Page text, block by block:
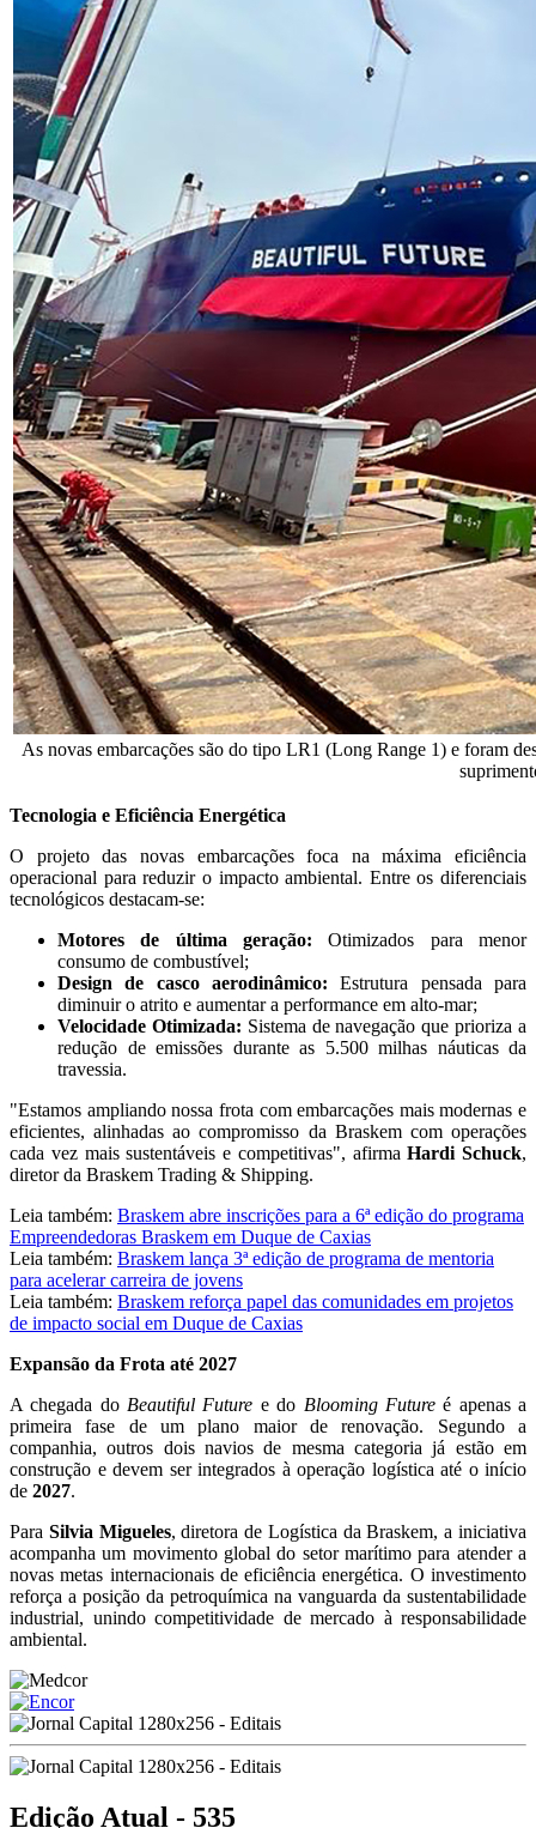
As novas embarcações são do tipo LR1 (Long Range 1) e foram
Tecnologia e Eficiência Energética
O projeto das novas embarcações foca na máxima eficiência
operacional para reduzir o impacto ambiental. Entre os diferenciais
tecnológicos destacam-se:
Motores de última geração: Otimizados para menor
consumo de combustível;
Design de casco aerodinâmico: Estrutura pensada para
diminuir o atrito e aumentar a performance em alto-mar;
Velocidade Otimizada: Sistema de navegação que prioriza a
redução de emissões durante as 5.500 milhas náuticas da
travessia.
"Estamos ampliando nossa frota com embarcações mais modernas e
eficientes, alinhadas ao compromisso da Braskem com operações
cada vez mais sustentáveis e competitivas", afirmaHardi Schuck,
diretor da Braskem Trading & Shipping.
Leia também: Braskem abre inscrições para a 6ª edição do programa
Empreendedoras Braskem em Duque de Caxias
Leia também: Braskem lança 3ª edição de programa de mentoria
para acelerar carreira de jovens
Leia também: Braskem reforça papel das comunidades em projetos
de impacto social em Duque de Caxias
Expansão da Frota até 2027
A chegada do Beautiful Future e do Blooming Futureé apenas a
primeira fase de um plano maior de renovação. Segundo a
companhia, outros dois navios de mesma categoria já estão em
construção e devem ser integrados à operação logística até o início
de 2027.
Para Silvia Migueles, diretora de Logística da Braskem, a iniciativa
acompanha um movimento global do setor marítimo para atender a
novas metas internacionais de eficiência energética. O investimento
reforça a posição da petroquímica na vanguarda da sustentabilidade
industrial, unindo competitividade de mercado à responsabilidade
ambiental.
Edição Atual - 535